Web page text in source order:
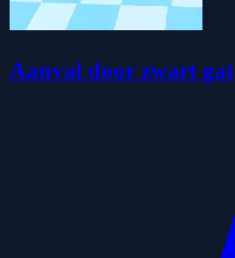
Aanval door zwart gat